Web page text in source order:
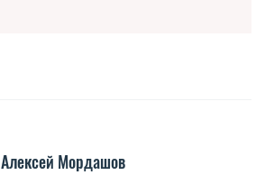
Алексей Мордашов